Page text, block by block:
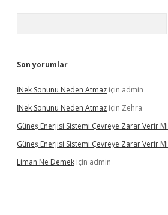
Son yorumlar
İNek Sonunu Neden Atmaz için admin
İNek Sonunu Neden Atmaz için Zehra
Güneş Enerjisi Sistemi Çevreye Zarar Verir Mi
Güneş Enerjisi Sistemi Çevreye Zarar Verir Mi
Liman Ne Demek için admin